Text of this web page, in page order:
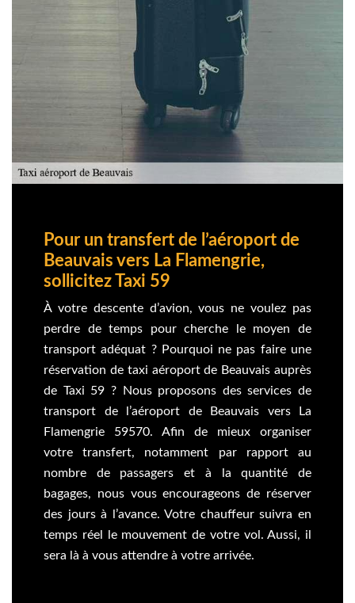
Pour un transfert de l’aéroport de
Beauvais vers La Flamengrie,
sollicitez Taxi 59
À votre descente d’avion, vous ne voulez pas
perdre de temps pour cherche le moyen de
transport adéquat ? Pourquoi ne pas faire une
réservation de taxi aéroport de Beauvais auprès
de Taxi 59 ? Nous proposons des services de
transport de l’aéroport de Beauvais vers La
Flamengrie 59570. Afin de mieux organiser
votre transfert, notamment par rapport au
nombre de passagers et à la quantité de
bagages, nous vous encourageons de réserver
des jours à l’avance. Votre chauffeur suivra en
temps réel le mouvement de votre vol. Aussi, il
sera là à vous attendre à votre arrivée.